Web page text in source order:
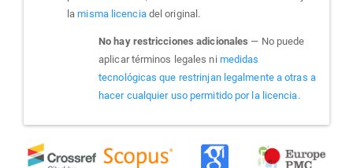
lamisma licenciadel original.
No hay restricciones adicionales — No puede
aplicar términos legales ni medidas
tecnológicas que restrinjan legalmente a otras a
hacer cualquier uso permitido por la licencia.